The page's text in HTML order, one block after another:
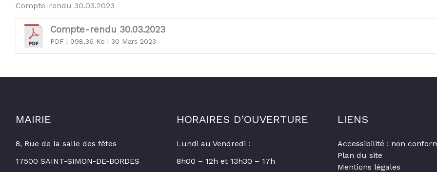
Compte-rendu 30.03.2023
Compte-rendu 30.03.2023
PDF | 998,36 Ko | 30 Mars 2023
MAIRIE
8, Rue de la salle des fêtes
17500 SAINT-SIMON-DE-BORDES
HORAIRES D’OUVERTURE
Lundi au Vendredi :
8h00 – 12h et 13h30 – 17h
LIENS
Accessibilité : non
Plan du site
Mentions légales